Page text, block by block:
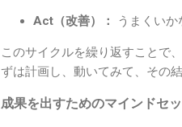
Act（改善）： うまくいか
このサイクルを繰り返すことで
ずは計画し、動いてみて、その
成果を出すためのマインドセ